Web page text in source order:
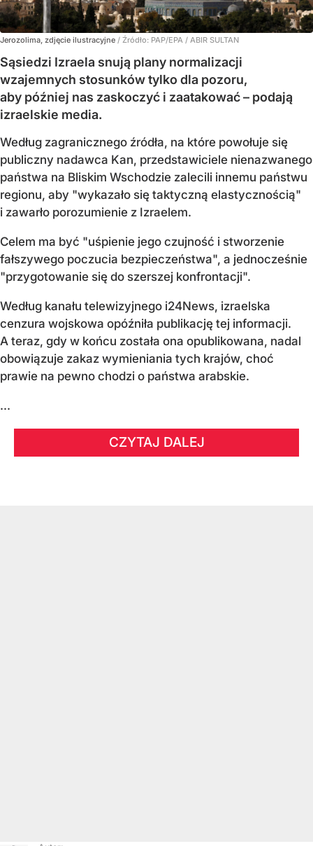
Jerozolima, zdjęcie ilustracyjne / Źródło: PAP/EPA / ABIR SULTAN
Sąsiedzi Izraela snują plany normalizacji
wzajemnych stosunków tylko dla pozoru,
aby później nas zaskoczyć i zaatakować – podają
izraelskie media.
Według zagranicznego źródła, na które powołuje się
publiczny nadawca Kan, przedstawiciele nienazwanego
państwa na Bliskim Wschodzie zalecili innemu państwu
regionu, aby "wykazało się taktyczną elastycznością"
i zawarło porozumienie z Izraelem.
Celem ma być "uśpienie jego czujność i stworzenie
fałszywego poczucia bezpieczeństwa", a jednocześnie
"przygotowanie się do szerszej konfrontacji".
Według kanału telewizyjnego i24News, izraelska
cenzura wojskowa opóźniła publikację tej informacji.
A teraz, gdy w końcu została ona opublikowana, nadal
obowiązuje zakaz wymieniania tych krajów, choć
prawie na pewno chodzi o państwa arabskie.
...
CZYTAJ DALEJ